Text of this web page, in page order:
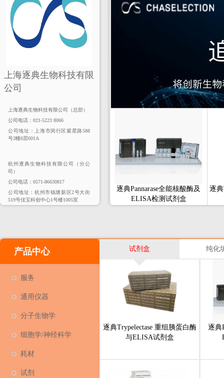
上海逐典生物科技有限
公司
上海逐典生物科技有限公司（总部）
公司电话：021-5223 8066
公司地址：上海市闵行区紫星路588
号2幢6层601A
杭州逐典生物科技有限公司（分公
司）
公司电话：0571-86630817
公司地址：杭州市钱塘新区2号大街
519号佳宝科创中心1号楼1005室
逐典Pannarase全能核酸酶及
ELISA检测试剂盒
逐
产品中心
服务
通用仪器
分子生物学
细胞学/神经科学
耗材
试剂
试剂盒 纯化
逐典Trypelectase 重组胰蛋白酶
与ELISA试剂盒
逐典